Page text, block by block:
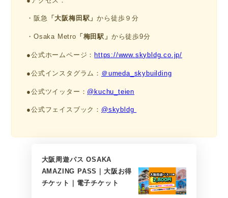
・阪急 「大阪梅田駅」から徒歩９分
・Osaka Metro 「梅田駅」 から徒歩9分
●公式ホームページ： https://www.skybldg.co.jp/
●公式インスタグラム： ＠umeda_skybuilding
●公式ツイッター： @kuchu_teien
●公式フェイスブック： @skybldg
大阪周遊パス OSAKA
AMAZING PASS｜大阪お得
チケット｜電子チケット